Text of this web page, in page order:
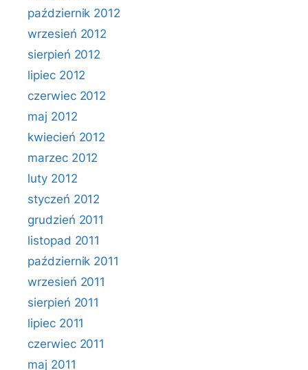
październik 2012
wrzesień 2012
sierpień 2012
lipiec 2012
czerwiec 2012
maj 2012
kwiecień 2012
marzec 2012
luty 2012
styczeń 2012
grudzień 2011
listopad 2011
październik 2011
wrzesień 2011
sierpień 2011
lipiec 2011
czerwiec 2011
maj 2011